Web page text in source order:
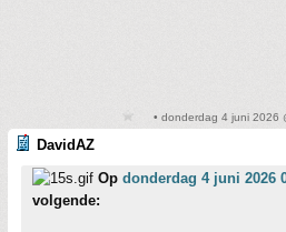
• donderdag 4 juni 2026
DavidAZ
Op donderdag 4 juni 2026
volgende: